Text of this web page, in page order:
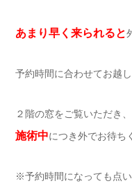
あまり早く来られると
予約時間に合わせてお越し
２階の窓をご覧いただき、
施術中につき外でお待ち
※予約時間になっても点